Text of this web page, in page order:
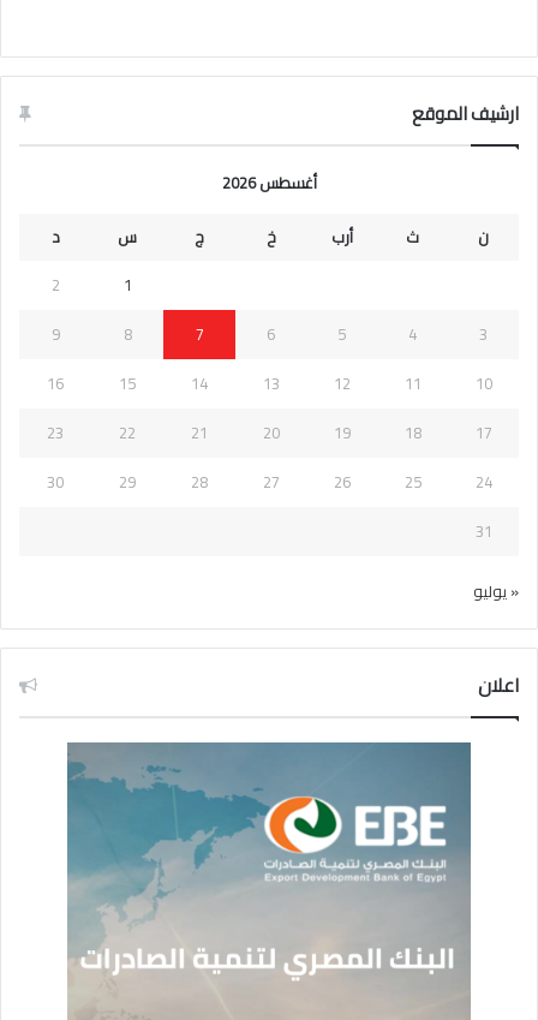
ارشيف الموقع
أغسطس 2026
ن
ث أرب خ ج س
د
1
2
3
4
5
6
7
8
9
10
11
12
13
14
15
16
17
18
19
20
21
22
23
24
25
26
27
28
29
30
31
« يوليو
اعلان